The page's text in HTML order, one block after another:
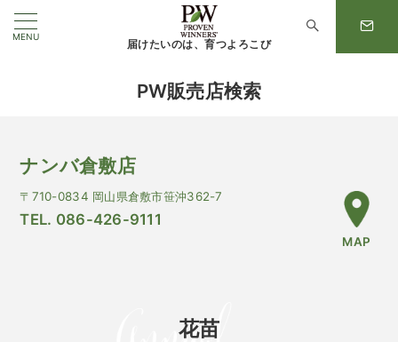
MENU
届けたいのは、育つよろこび
PW販売店検索
ナンバ倉敷店
〒710-0834 岡山県倉敷市笹沖362-7
TEL. 086-426-9111
MAP
花苗